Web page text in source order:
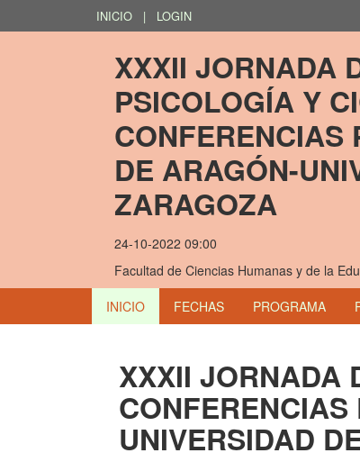
INICIO | LOGIN
XXXII JORNADA
PSICOLOGÍA Y
CONFERENCIAS
DE ARAGÓN-
ZARAGOZA
24-10-2022 09:00
Facultad de Ciencias Humanas y de la
INICIO
FECHAS PROGRAMA
XXXII JORNADA
UNIVERSIDAD